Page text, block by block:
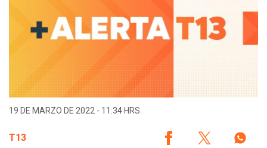
19 DE MARZO DE 2022 - 11:34 HRS.
T13